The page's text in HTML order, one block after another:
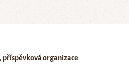
příspěvková organizace